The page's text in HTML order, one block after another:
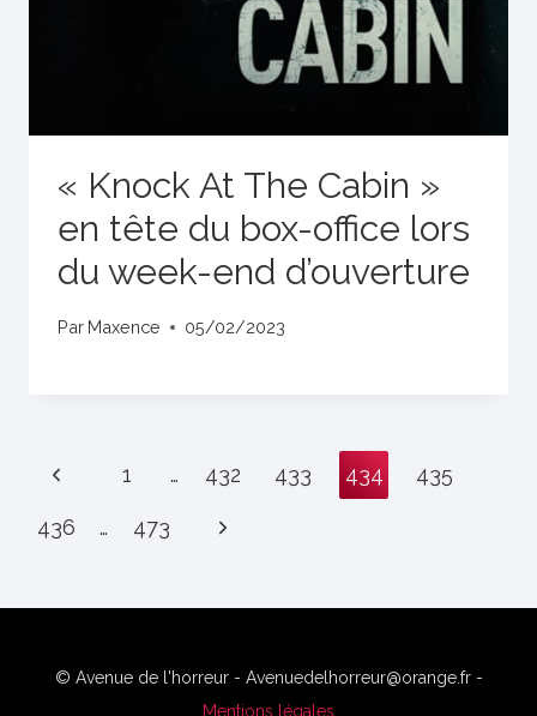
« Knock At The Cabin »
en tête du box-office lors
du week-end d’ouverture
Par Maxence 05/02/2023
Page
navigation
Previous
Page
1 … 432 433 434 435
436 … 473
Next
© Avenue de l'horreur - Avenuedelhorreur@orange.fr -
Mentions légales